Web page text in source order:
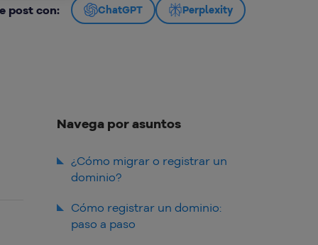
post con: ChatGPT Perplexity
Navega por asuntos
¿Cómo migrar o registrar un
dominio?
Cómo registrar un dominio:
paso a paso